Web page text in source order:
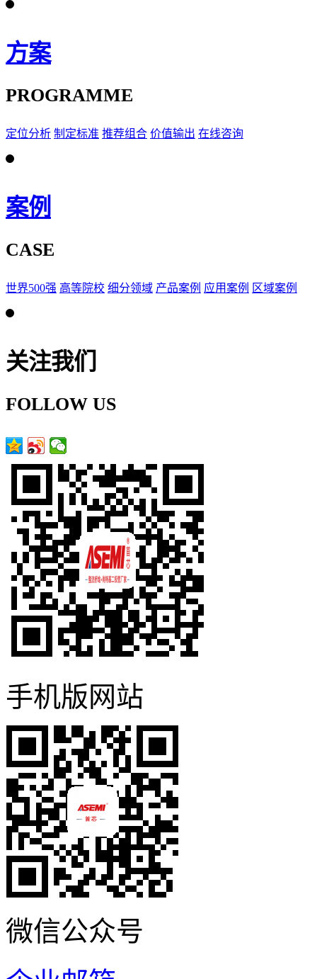
方案
PROGRAMME
定位分析 制定标准 推荐组合 价值输出 在线咨询
案例
CASE
世界500强 高等院校 细分领域 产品案例 应用案例 区域案例
关注我们
FOLLOW US
手机版网站
微信公众号